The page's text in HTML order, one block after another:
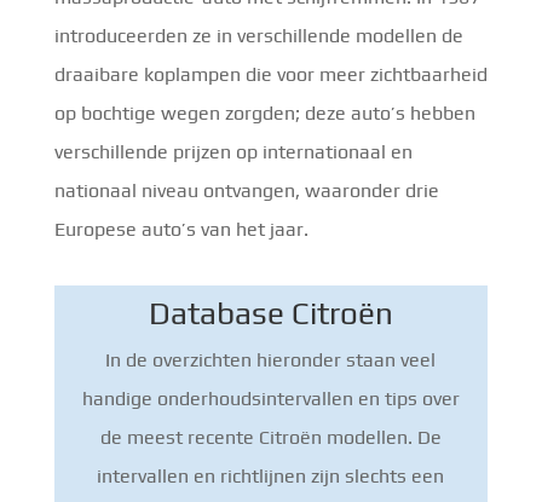
introduceerden ze in verschillende modellen de
draaibare koplampen die voor meer zichtbaarheid
op bochtige wegen zorgden; deze auto’s hebben
verschillende prijzen op internationaal en
nationaal niveau ontvangen, waaronder drie
Europese auto’s van het jaar.
Database Citroën
In de overzichten hieronder staan veel
handige onderhoudsintervallen en tips over
de meest recente Citroën modellen. De
intervallen en richtlijnen zijn slechts een